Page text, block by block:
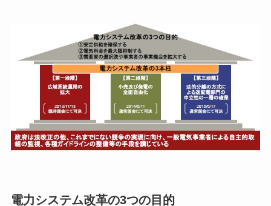
電力システム改革の3つの目的